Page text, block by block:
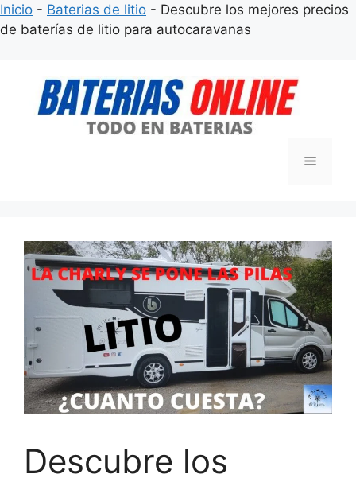
Inicio - Baterias de litio - Descubre los mejores precios
de baterías de litio para autocaravanas
contenido
Menú
Descubre los